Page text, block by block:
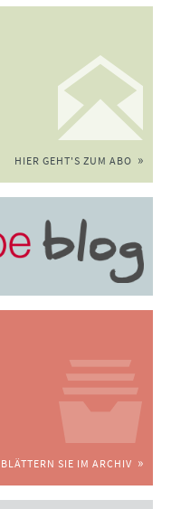
HIER GEHT'S ZUM ABO
BLÄTTERN SIE IM ARCHIV